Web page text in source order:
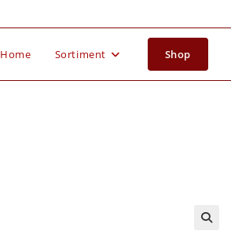
Home Sortiment Shop